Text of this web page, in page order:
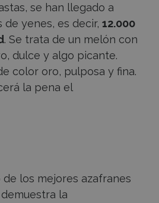
se han llegado a
de yenes, es decir, 12.000
. Se trata de un melón con
dulce y algo picante.
color oro, pulposa y fina.
la pena el
de los mejores azafranes
la